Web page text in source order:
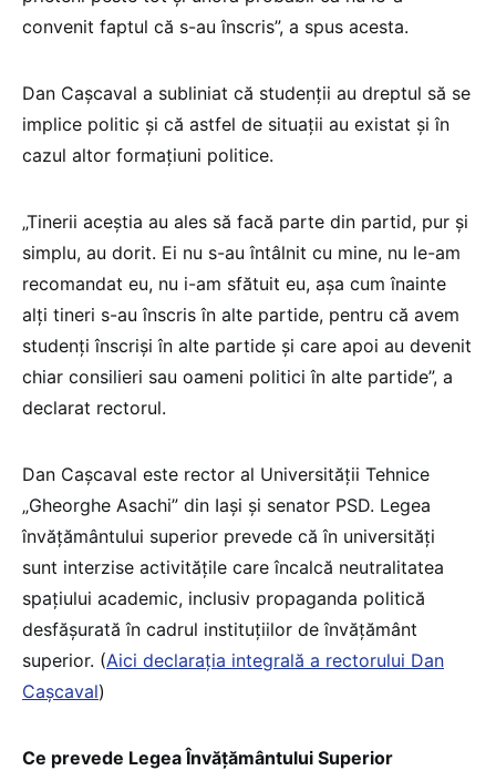
convenit faptul că s-au înscris”, a spus acesta.
Dan Cașcaval a subliniat că studenții au dreptul să se
implice politic și că astfel de situații au existat și în
cazul altor formațiuni politice.
„Tinerii aceștia au ales să facă parte din partid, pur și
simplu, au dorit. Ei nu s-au întâlnit cu mine, nu le-am
recomandat eu, nu i-am sfătuit eu, așa cum înainte
alți tineri s-au înscris în alte partide, pentru că avem
studenți înscriși în alte partide și care apoi au devenit
chiar consilieri sau oameni politici în alte partide”, a
declarat rectorul.
Dan Cașcaval este rector al Universității Tehnice
„Gheorghe Asachi” din Iași și senator PSD. Legea
învățământului superior prevede că în universități
sunt interzise activitățile care încalcă neutralitatea
spațiului academic, inclusiv propaganda politică
desfășurată în cadrul instituțiilor de învățământ
superior. (Aici declarația integrală a rectorului Dan
Cașcaval)
Ce prevede Legea Învățământului Superior